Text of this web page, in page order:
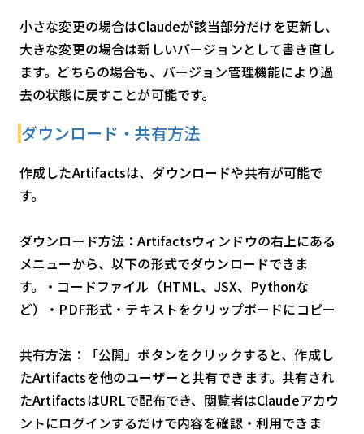
小さな変更の場合はClaudeが該当部分だけを更新し、
大きな変更の場合は新しいバージョンとして書き直し
ます。どちらの場合も、バージョン管理機能により過
去の状態に戻すことが可能です。
ダウンロード・共有方法
作成したArtifactsは、ダウンロードや共有が可能で
す。
ダウンロード方法：Artifactsウィンドウの右上にある
メニューから、以下の形式でダウンロードできま
す。・コードファイル（HTML、JSX、Pythonな
ど）・PDF形式・テキストをクリップボードにコピー
共有方法：「公開」ボタンをクリックすると、作成し
たArtifactsを他のユーザーと共有できます。共有され
たArtifactsはURLで配布でき、閲覧者はClaudeアカウ
ントにログインするだけで内容を確認・利用できま